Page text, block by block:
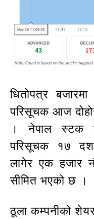
धितोपत्र
परिसूचक आज
। नेपाल स्टक
परिसूचक १७
लागेर एक हजार
सीमित भएको छ ।
ठूला कम्पनीको